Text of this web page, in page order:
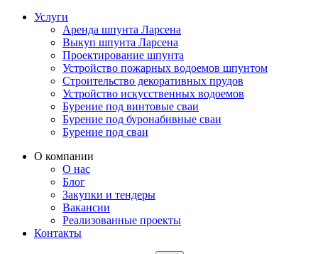
Услуги
Аренда шпунта Ларсена
Выкуп шпунта Ларсена
Проектирование шпунта
Устройство пожарных водоемов шпунтом
Строительство декоративных прудов
Устройство искусственных водоемов
Бурение под винтовые сваи
Бурение под буронабивные сваи
Бурение под сваи
О компании
О нас
Блог
Закупки и тендеры
Вакансии
Реализованные проекты
Контакты